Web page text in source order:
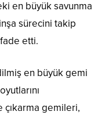
en büyük savunma
sürecini takip
etti.
en büyük gemi
gemileri,